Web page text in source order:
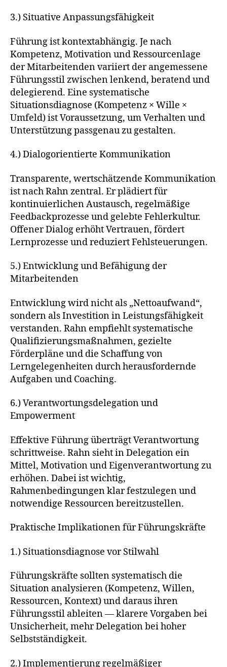
3.) Situative Anpassungsfähigkeit
Führung ist kontextabhängig. Je nach
Kompetenz, Motivation und Ressourcenlage
der Mitarbeitenden variiert der angemessene
Führungsstil zwischen lenkend, beratend und
delegierend. Eine systematische
Situationsdiagnose (Kompetenz × Wille ×
Umfeld) ist Voraussetzung, um Verhalten und
Unterstützung passgenau zu gestalten.
4.) Dialogorientierte Kommunikation
Transparente, wertschätzende Kommunikation
ist nach Rahn zentral. Er plädiert für
kontinuierlichen Austausch, regelmäßige
Feedbackprozesse und gelebte Fehlerkultur.
Offener Dialog erhöht Vertrauen, fördert
Lernprozesse und reduziert Fehlsteuerungen.
5.) Entwicklung und Befähigung der
Mitarbeitenden
Entwicklung wird nicht als „Nettoaufwand“,
sondern als Investition in Leistungsfähigkeit
verstanden. Rahn empfiehlt systematische
Qualifizierungsmaßnahmen, gezielte
Förderpläne und die Schaffung von
Lerngelegenheiten durch herausfordernde
Aufgaben und Coaching.
6.) Verantwortungsdelegation und
Empowerment
Effektive Führung überträgt Verantwortung
schrittweise. Rahn sieht in Delegation ein
Mittel, Motivation und Eigenverantwortung zu
erhöhen. Dabei ist wichtig,
Rahmenbedingungen klar festzulegen und
notwendige Ressourcen bereitzustellen.
Praktische Implikationen für Führungskräfte
1.) Situationsdiagnose vor Stilwahl
Führungskräfte sollten systematisch die
Situation analysieren (Kompetenz, Willen,
Ressourcen, Kontext) und daraus ihren
Führungsstil ableiten — klarere Vorgaben bei
Unsicherheit, mehr Delegation bei hoher
Selbstständigkeit.
2.) Implementierung regelmäßiger